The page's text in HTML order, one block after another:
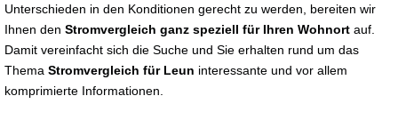
Unterschieden in den Konditionen gerecht zu werden, bereiten wir
Ihnen den Stromvergleich ganz speziell für Ihren Wohnort auf.
Damit vereinfacht sich die Suche und Sie erhalten rund um das
Thema Stromvergleich für Leun interessante und vor allem
komprimierte Informationen.